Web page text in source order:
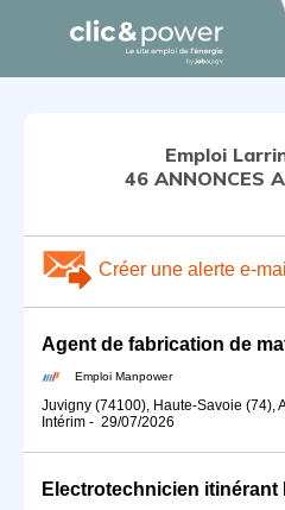
Emploi
46 ANNONCES
Créer une alerte e-mail
Emploi Manpower
Juvigny (74100), Haute-Savoie (74),
Intérim - 29/07/2026
Electrotechnicien itinérant